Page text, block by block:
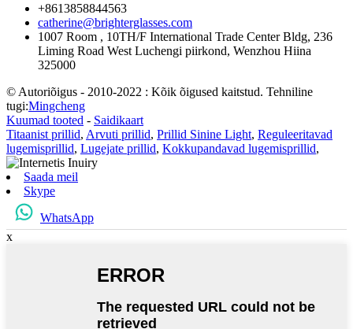
+8613858844563
catherine@brighterglasses.com
1007 Room , 10TH/F International Trade Center Bldg, 236
Liming Road West Luchengi piirkond, Wenzhou Hiina
325000
© Autoriõigus - 2010-2022 : Kõik õigused kaitstud. Tehniline
tugi:Mingcheng
Kuumad tooted - Saidikaart
Titaanist prillid, Arvuti prillid, Prillid Sinine Light, Reguleeritavad
lugemisprillid, Lugejate prillid, Kokkupandavad lugemisprillid,
Saada meil
Skype
WhatsApp
x